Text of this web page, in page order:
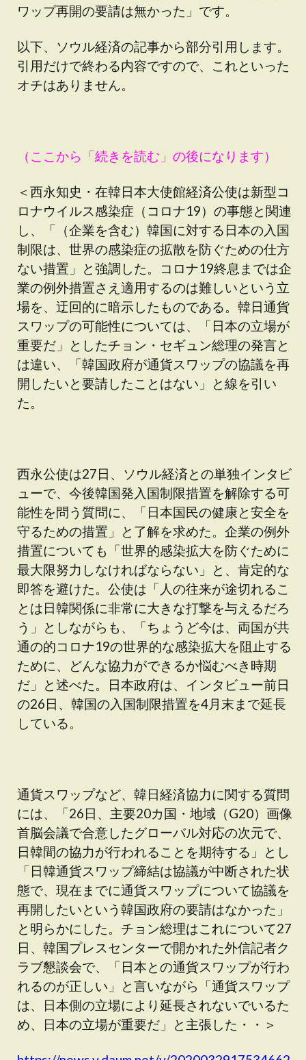
ワップ再開の要請は無かった」です。
以下、ソウル経済の記事から部分引用します。
引用だけで終わる内容ですので、これといった
オチはありません。
（ここから「続きを読む」の後になります）
＜西永知史・在韓日本大使館経済公使は新型コ
ロナウイルス感染症（コロナ19）の事態と関連
し、「（企業を含む）韓国に対する日本の入国
制限は、世界の感染症の拡散を防ぐための仕方
ない措置」と強調した。コロナ19終息までは企
業の例外措置さえ適用するのは難しいという立
場を、迂回的に暗示したものである。韓日通貨
スワップの可能性については、「日本の立場が
重要だ」としたチョン・セギュン総理の発言と
は違い、「韓国政府が通貨スワップの協議を再
開したいと要請したことはない」と線を引い
た。
西永公使は27日、ソウル経済との単独インタビ
ューで、今後韓国発入国制限措置を解除する可
能性を問う質問に、「日本国民の健康と安全を
守るための措置」と了解を求めた。企業の例外
措置についても「世界的感染拡大を防ぐために
最大限努力しなければならない」と、肯定的な
即答を避けた。公使は「人の往来が途切れるこ
とは日韓関係に非常に大きな打撃を与えるだろ
う」としながらも、「ちょうど今は、両国が共
通の的コロナ19の世界的な感染拡大を阻止する
ために、どんな協力ができるか悩むべき時期
だ」と述べた。日本政府は、インタビュー前日
の26日、韓国の入国制限措置を4月末まで延長
している。
通貨スワップなど、韓日経済協力に関する質問
には、「26日、主要20カ国・地域（G20）画像
首脳会議で合意したグローバル対応の次元で、
日韓間の協力が行われることを期待する」とし
「日韓通貨スワップ締結は協議が中断された状
態で、現在までに通貨スワップについて協議を
再開したいという韓国政府の要請はなかった」
と明らかにした。チョン総理はこれについて27
日、韓国プレスセンターで開かれた外信記者ク
ラブ懇談会で、「日本との通貨スワップが行わ
れるのが正しい」と言いながら「通貨スワップ
は、日本側の立場により延長されないでいるた
め、日本の立場が重要だ」と主張した・・＞